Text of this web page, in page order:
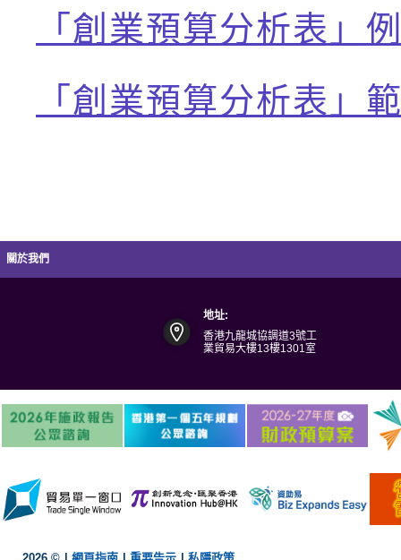
「創業預算分析表」
「創業預算分析表」
關於我們
地址:
香港九龍城協調道3號工
業貿易大樓13樓1301室